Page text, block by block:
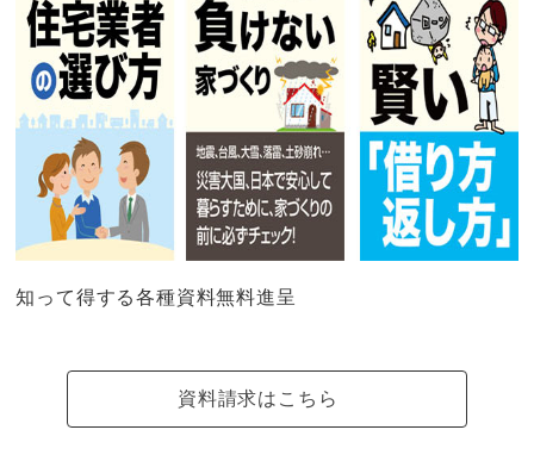
知って得する各種資料無料進呈
資料請求はこちら